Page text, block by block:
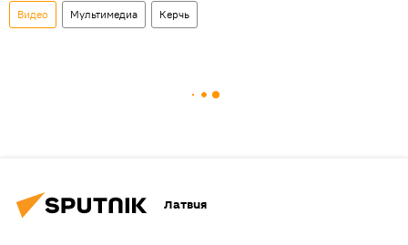
Видео Мультимедиа Керчь
Латвия